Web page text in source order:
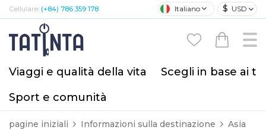
Cellulare: (+84) 786 359 178 Italiano $ USD
Viaggi e qualità della vita
Scegli in base ai
Sport e comunità
pagine iniziali Informazioni sulla destinazione
Asia